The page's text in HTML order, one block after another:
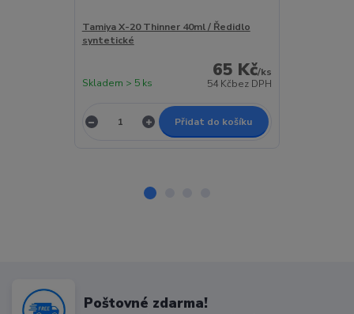
Tamiya X-20 Thinner 40ml / Ředidlo
syntetické
65 Kč/ks
54 Kčbez DPH
Skladem > 5 ks
Přidat do košíku
Poštovné zdarma!